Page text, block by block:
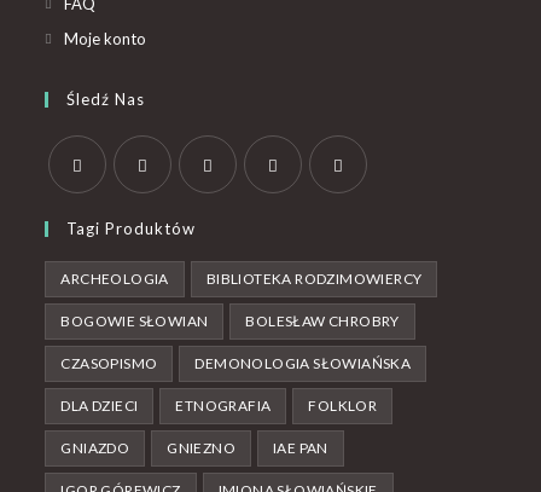
FAQ
Moje konto
Śledź Nas
Tagi Produktów
ARCHEOLOGIA BIBLIOTEKA RODZIMOWIERCY
BOGOWIE SŁOWIAN BOLESŁAW CHROBRY
CZASOPISMO DEMONOLOGIA SŁOWIAŃSKA
DLA DZIECI ETNOGRAFIA FOLKLOR
GNIAZDO GNIEZNO IAE PAN